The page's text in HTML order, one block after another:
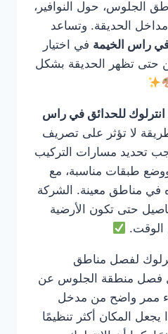
الجلوس، حول النوافير،
الحديقة. وتساعد
راس الخيمة في اختيار
حتى تظهر الحديقة بشكل
للحدائق في راس
لا تؤثر على تصريف
يجب تحديد مسارات التركيب
ووضع طبقات مناسبة، مع
في مناطق معينة. الشركة
حتى تكون الأرضية
لفصل مناطق
فصل منطقة الجلوس عن
ممر واضح من مدخل
يجعل المكان أكثر تنظيمًا